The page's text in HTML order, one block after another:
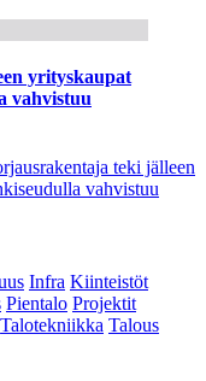
yrityskaupat
vahvistuu
teki jälleen
vahvistuu
Infra Kiinteistöt
Pientalo Projektit
Talotekniikka Talous